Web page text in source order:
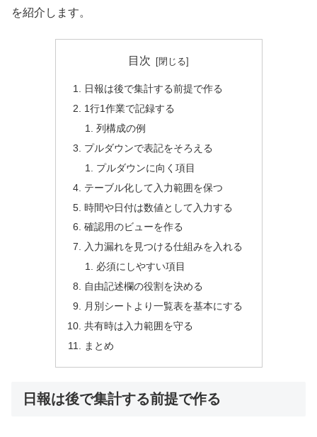
を紹介します。
目次
日報は後で集計する前提で作る
1行1作業で記録する
列構成の例
プルダウンで表記をそろえる
プルダウンに向く項目
テーブル化して入力範囲を保つ
時間や日付は数値として入力する
確認用のビューを作る
入力漏れを見つける仕組みを入れる
必須にしやすい項目
自由記述欄の役割を決める
月別シートより一覧表を基本にする
共有時は入力範囲を守る
まとめ
日報は後で集計する前提で作る